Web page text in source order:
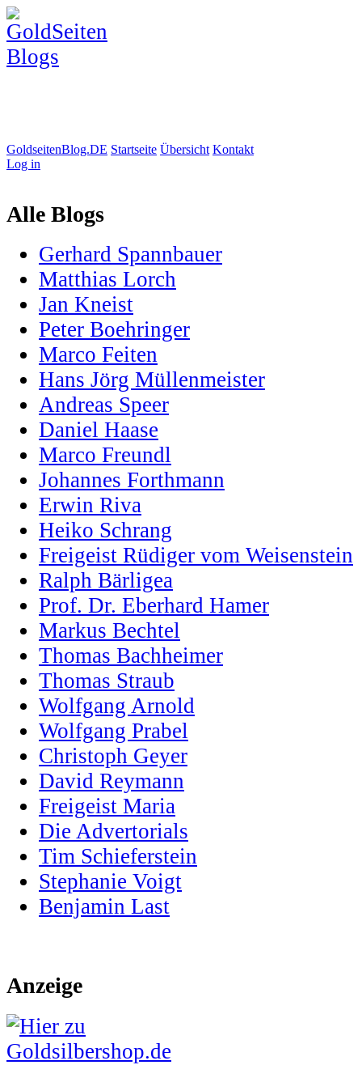
GoldseitenBlog.DE Startseite Übersicht Kontakt
Log in
Alle Blogs
Gerhard Spannbauer
Matthias Lorch
Jan Kneist
Peter Boehringer
Marco Feiten
Hans Jörg Müllenmeister
Andreas Speer
Daniel Haase
Marco Freundl
Johannes Forthmann
Erwin Riva
Heiko Schrang
Freigeist Rüdiger vom Weisenstein
Ralph Bärligea
Prof. Dr. Eberhard Hamer
Markus Bechtel
Thomas Bachheimer
Thomas Straub
Wolfgang Arnold
Wolfgang Prabel
Christoph Geyer
David Reymann
Freigeist Maria
Die Advertorials
Tim Schieferstein
Stephanie Voigt
Benjamin Last
Anzeige